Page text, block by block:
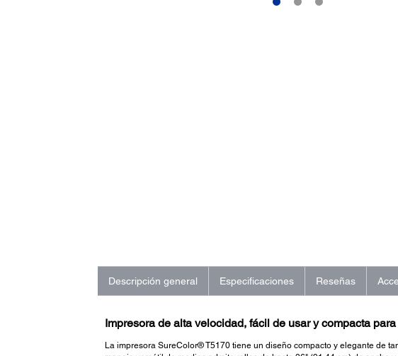
Descripción general Especificaciones Reseñas
Impresora de alta velocidad, fácil de usar y compacta
La impresora SureColor® T5170 tiene un diseño compacto y elegante de